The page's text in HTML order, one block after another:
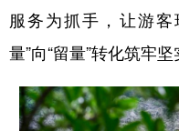
服务为抓手，让游
量”向“留量”转化筑牢坚